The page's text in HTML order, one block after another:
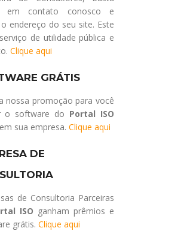
em contato conosco e
o endereço do seu site. Este
de utilidade pública e
Clique aqui
GRÁTIS
nossa promoção para você
o software do Portal ISO
sua empresa. Clique aqui
DE
de Consultoria Parceiras
ISO ganham prêmios e
grátis. Clique aqui